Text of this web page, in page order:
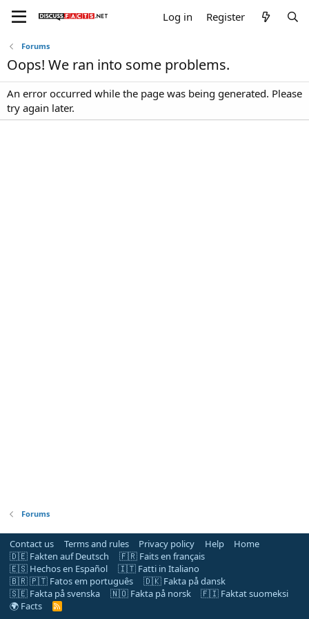
Log in Register
Forums
Oops! We ran into some problems.
An error occurred while the page was being generated. Please
try again later.
Forums
Contact us Terms and rules Privacy policy Help
Home
🇩🇪 Fakten auf Deutsch
🇫🇷 Faits en français
🇪🇸 Hechos en Español
🇮🇹 Fatti in Italiano
🇧🇷 🇵🇹 Fatos em português
🇩🇰 Fakta på dansk
🇸🇪 Fakta på svenska
🇳🇴 Fakta på norsk
🇫🇮 Faktat suomeksi
🌍 Facts
R